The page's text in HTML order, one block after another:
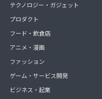
テクノロジー・ガジェット
プロダクト
フード・飲食店
アニメ・漫画
ファッション
ゲーム・サービス開発
ビジネス・起業